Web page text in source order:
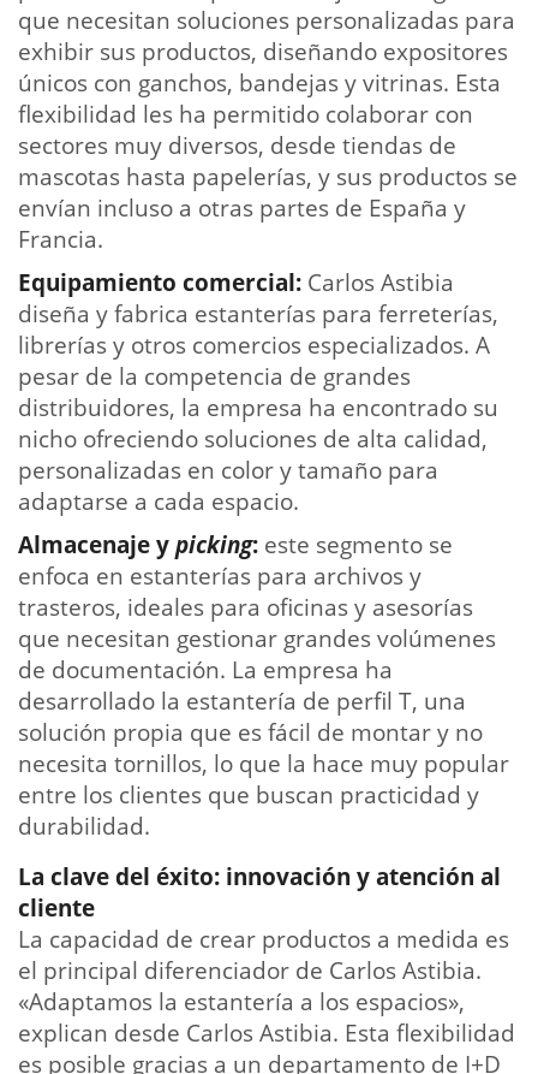
que necesitan soluciones personalizadas para
exhibir sus productos, diseñando expositores
únicos con ganchos, bandejas y vitrinas. Esta
flexibilidad les ha permitido colaborar con
sectores muy diversos, desde tiendas de
mascotas hasta papelerías, y sus productos se
envían incluso a otras partes de España y
Francia.
Equipamiento comercial: Carlos Astibia
diseña y fabrica estanterías para ferreterías,
librerías y otros comercios especializados. A
pesar de la competencia de grandes
distribuidores, la empresa ha encontrado su
nicho ofreciendo soluciones de alta calidad,
personalizadas en color y tamaño para
adaptarse a cada espacio.
Almacenaje ypicking: este segmento se
enfoca en estanterías para archivos y
trasteros, ideales para oficinas y asesorías
que necesitan gestionar grandes volúmenes
de documentación. La empresa ha
desarrollado la estantería de perfil T, una
solución propia que es fácil de montar y no
necesita tornillos, lo que la hace muy popular
entre los clientes que buscan practicidad y
durabilidad.
La clave del éxito: innovación y atención al
cliente
La capacidad de crear productos a medida es
el principal diferenciador de Carlos Astibia.
«Adaptamos la estantería a los espacios»,
explican desde Carlos Astibia. Esta flexibilidad
es posible gracias a un departamento de I+D